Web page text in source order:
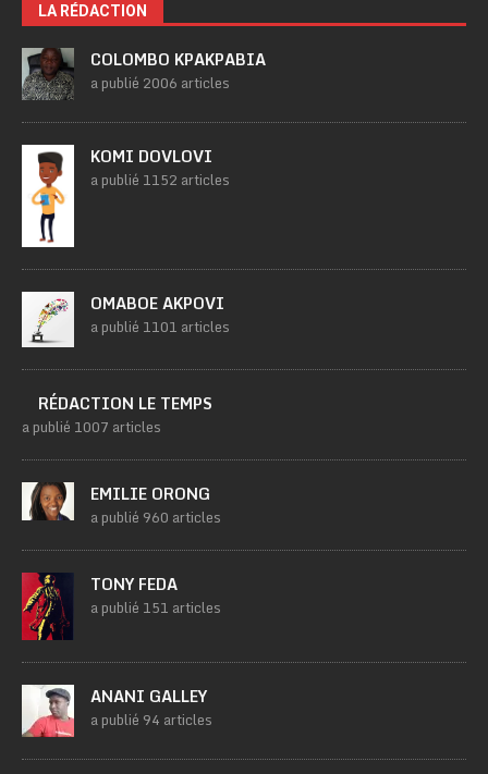
LA RÉDACTION
COLOMBO KPAKPABIA
a publié 2006 articles
KOMI DOVLOVI
a publié 1152 articles
OMABOE AKPOVI
a publié 1101 articles
RÉDACTION LE TEMPS
a publié 1007 articles
EMILIE ORONG
a publié 960 articles
TONY FEDA
a publié 151 articles
ANANI GALLEY
a publié 94 articles